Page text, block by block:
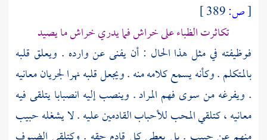
[ص:
تكاثرت الظباء على خراش فما يدري خراش ما يصيد
فوظيفته في مثل هذا الحال : أن يفنى عن وارده . ويعلق قلبه
بالمتكلم . وكأنه يسمع كلامه منه . ويجعل قلبه نهرا لجريان معانيه
. ويفرغه من سوى فهم المراد . وينصب إليه انصبابا يتلقى فيه
معانيه ، كتلقي المحب للأحباب القادمين عليه . لا يشغله حبيب